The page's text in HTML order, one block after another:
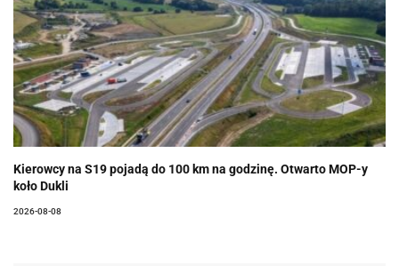
Kierowcy na S19 pojadą do 100 km na godzinę. Otwarto MOP-y
koło Dukli
2026-08-08